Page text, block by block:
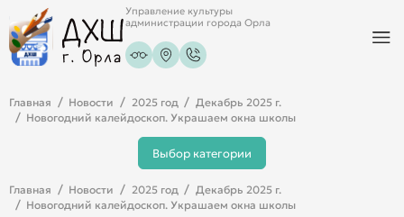
Управление культуры
администрации города Орла
Главная Новости 2025 год
Декабрь 2025 г.
Новогодний калейдоскоп. Украшаем окна школы
Выбор категории
Главная Новости 2025 год
Декабрь 2025 г.
Новогодний калейдоскоп. Украшаем окна школы